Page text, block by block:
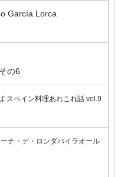
García Lorca
の6
スペイン料理あれこれ話 vol.9
ナ・デ・ロンダバイラオール